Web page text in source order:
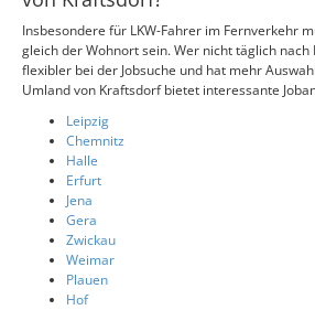
Insbesondere für LKW-Fahrer im Fernverkehr
gleich der Wohnort sein. Wer nicht täglich
flexibler bei der Jobsuche und hat mehr
Umland von Kraftsdorf bietet interessante
Leipzig
Chemnitz
Halle
Erfurt
Jena
Gera
Zwickau
Weimar
Plauen
Hof